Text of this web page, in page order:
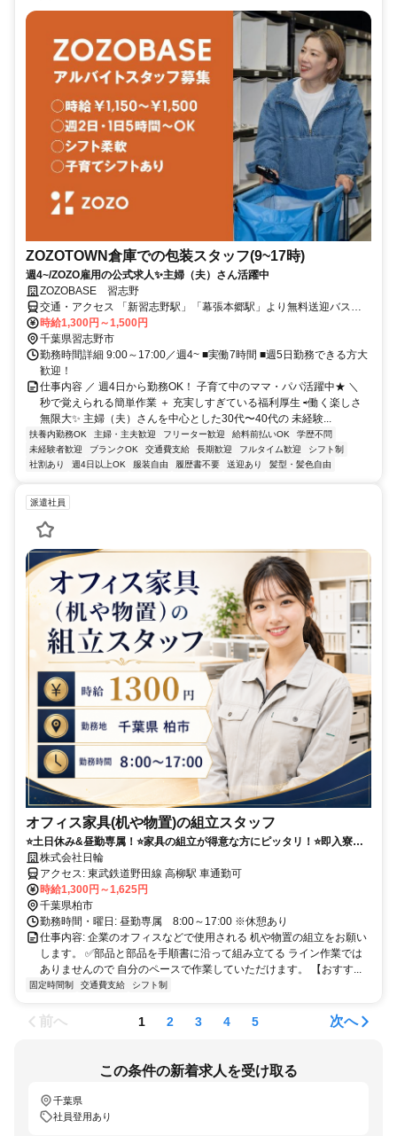
ZOZOTOWN倉庫での包装スタッフ(9~17時)
週4~/ZOZO雇用の公式求人✨️主婦（夫）さん活躍中
ZOZOBASE 習志野
交通・アクセス 「新習志野駅」「幕張本郷駅」より無料送迎バス運
行中
時給1,300円～1,500円
千葉県習志野市
勤務時間詳細 9:00～17:00／週4~ ■実働7時間 ■週5日勤務できる方大
歓迎！
仕事内容 ／ 週4日から勤務OK！ 子育て中のママ・パパ活躍中★ ＼
秒で覚えられる簡単作業 ＋ 充実しすぎている福利厚生 ⇨働く楽しさ
無限大✨️ 主婦（夫）さんを中心とした30代〜40代の 未経験...
扶養内勤務OK 主婦・主夫歓迎 フリーター歓迎 給料前払いOK
学歴不問
未経験者歓迎
ブランクOK 交通費支給 長期歓迎 フルタイム歓迎
シフト制
社割あり
週4日以上OK 服装自由 履歴書不要 送迎あり 髪型・髪色自由
派遣社員
オフィス家具(机や物置)の組立スタッフ
⭐土日休み&昼勤専属！⭐家具の組立が得意な方にピッタリ！⭐即入寮可
の寮完備
株式会社日輪
アクセス: 東武鉄道野田線 高柳駅 車通勤可
時給1,300円～1,625円
千葉県柏市
勤務時間・曜日: 昼勤専属 8:00～17:00 ※休憩あり
仕事内容: 企業のオフィスなどで使用される 机や物置の組立をお願い
します。 ✅部品と部品を手順書に沿って組み立てる ライン作業では
ありませんので 自分のペースで作業していただけます。 【おすす...
固定時間制 交通費支給 シフト制
前へ 1 2 3 4 5 次へ
この条件の新着求人を受け取る
千葉県
社員登用あり